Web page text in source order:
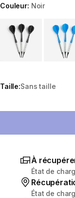
Couleur: Noir
Choose a variant
Taille:Sans taille
À
État de
État de